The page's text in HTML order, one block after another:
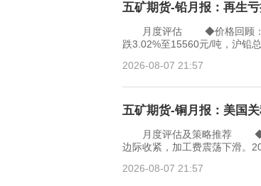
五矿期货-铅月报：再生
月度评估 ◆价格回顾：7月
跌3.02%至15560元/吨，沪铅
2026-08-07 21:57
五矿期货-铜月报：美国
月度评估及策略推荐 ◆供
边际收紧，加工费震荡下滑。
2026-08-07 21:57